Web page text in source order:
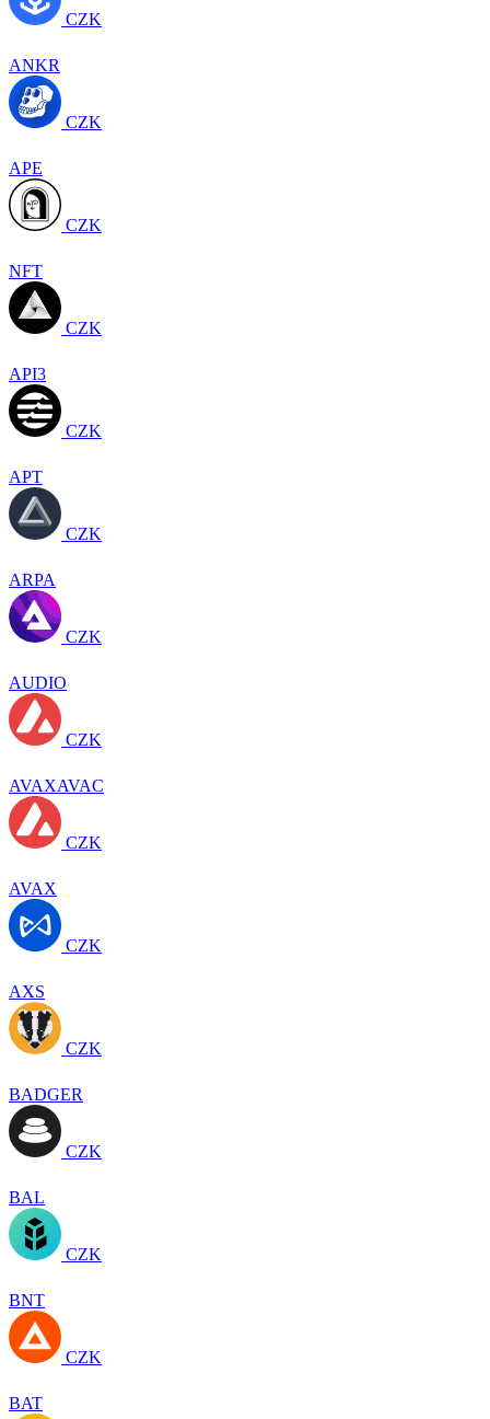
CZK
ANKR
CZK
APE
CZK
NFT
CZK
API3
CZK
APT
CZK
ARPA
CZK
AUDIO
CZK
AVAXAVAC
CZK
AVAX
CZK
AXS
CZK
BADGER
CZK
BAL
CZK
BNT
CZK
BAT